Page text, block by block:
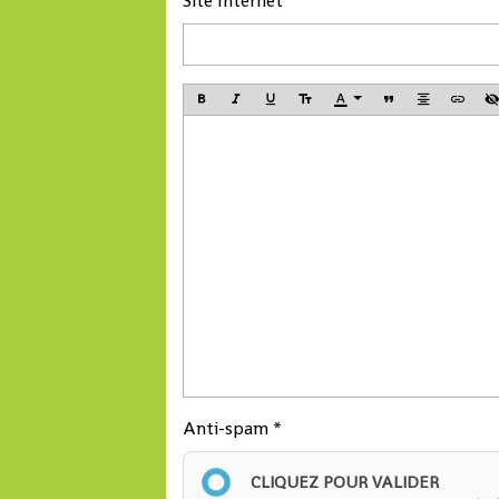
Anti-spam
CLIQUEZ POUR VALIDER